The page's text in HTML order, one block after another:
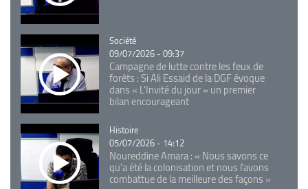
Catégorie
Société
09/07/2026 - 09:37
Campagne de lutte contre les feux de
forêts : Si Ali Essaid de la DGF évoque
dans « L'Invité du jour » un premier
bilan encourageant
Catégorie
Histoire
05/07/2026 - 14:12
Noureddine Amara : « Nous savons ce
qu’a été la colonisation et nous l’avons
combattue de la meilleure des façons »